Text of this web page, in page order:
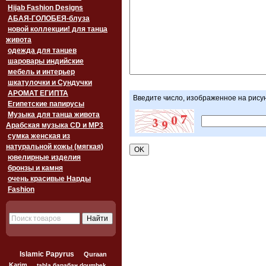
Hijab Fashion Designs
АБАЯ-ГОЛОБЕЯ-блуза
новой коллекции! для танца
живота
одежда для танцев
шаровары индийские
мебель и интерьер
шкатулочки и Сундучки
АРОМАТ ЕГИПТА
Египетские папирусы
Музыка для танца живота
Арабская музыка CD и MP3
сумка женская из
натуральной кожы (мягкая)
ювелирные изделия
бронзы и камня
очень красивые Нарды
Fashion
Islamic Papyrus
Quraan
Введите число, изображенное на